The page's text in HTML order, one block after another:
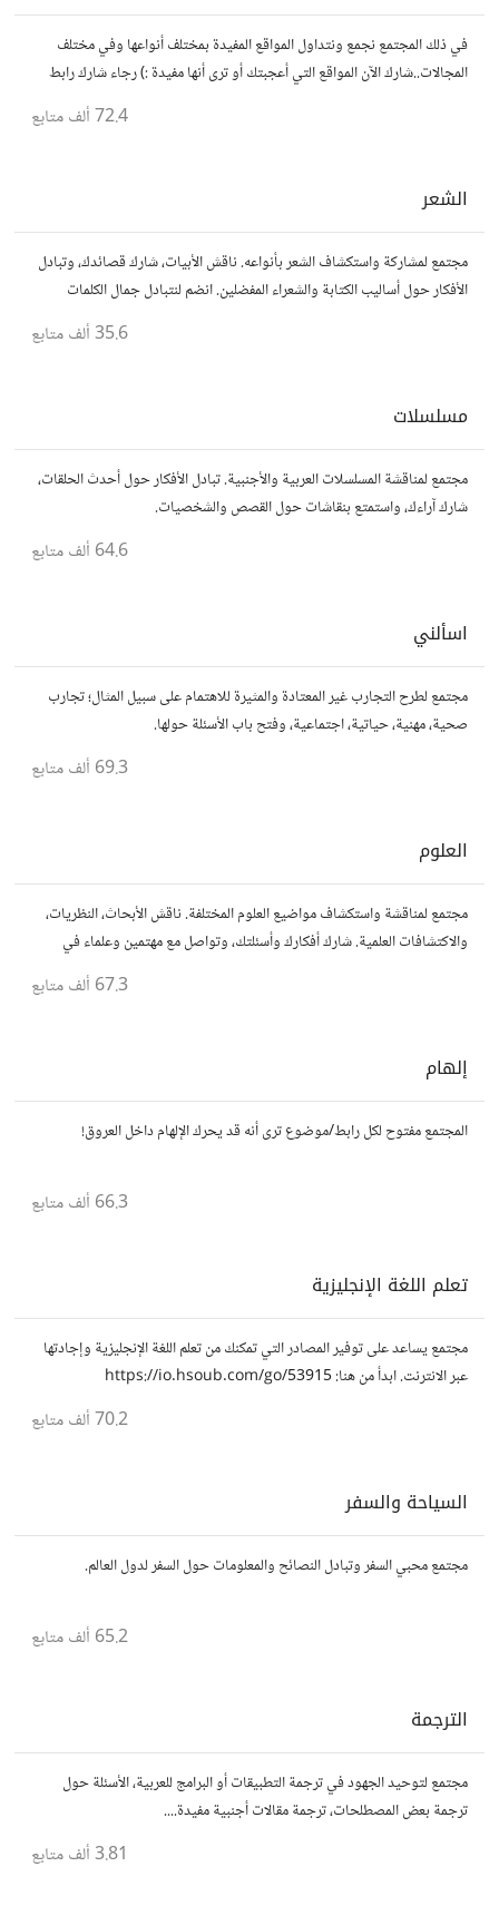
في ذلك المجتمع نجمع ونتداول المواقع المفيدة بمختلف أنواعها وفي مختلف
المجالات..شارك الآن المواقع التي أعجبتك أو ترى أنها مفيدة :) رجاء شارك رابط
72.4 ألف متابع
الشعر
مجتمع لمشاركة واستكشاف الشعر بأنواعه. ناقش الأبيات، شارك قصائدك، وتبادل
الأفكار حول أساليب الكتابة والشعراء المفضلين. انضم لنتبادل جمال الكلمات
35.6 ألف متابع
مسلسلات
مجتمع لمناقشة المسلسلات العربية والأجنبية. تبادل الأفكار حول أحدث الحلقات،
شارك آراءك، واستمتع بنقاشات حول القصص والشخصيات.
64.6 ألف متابع
اسألني
مجتمع لطرح التجارب غير المعتادة والمثيرة للاهتمام على سبيل المثال؛ تجارب
صحية، مهنية، حياتية، اجتماعية، وفتح باب الأسئلة حولها.
69.3 ألف متابع
العلوم
مجتمع لمناقشة واستكشاف مواضيع العلوم المختلفة. ناقش الأبحاث، النظريات،
والاكتشافات العلمية. شارك أفكارك وأسئلتك، وتواصل مع مهتمين وعلماء في
67.3 ألف متابع
إلهام
المجتمع مفتوح لكل رابط/موضوع ترى أنه قد يحرك الإلهام داخل العروق!
66.3 ألف متابع
تعلم اللغة الإنجليزية
مجتمع يساعد على توفير المصادر التي تمكنك من تعلم اللغة الإنجليزية وإجادتها
عبر الانترنت. ابدأ من هنا: https://io.hsoub.com/go/53915
70.2 ألف متابع
السياحة والسفر
مجتمع محبي السفر وتبادل النصائح والمعلومات حول السفر لدول العالم.
65.2 ألف متابع
الترجمة
مجتمع لتوحيد الجهود في ترجمة التطبيقات أو البرامج للعربية، الأسئلة حول
ترجمة بعض المصطلحات، ترجمة مقالات أجنبية مفيدة....
3.81 ألف متابع